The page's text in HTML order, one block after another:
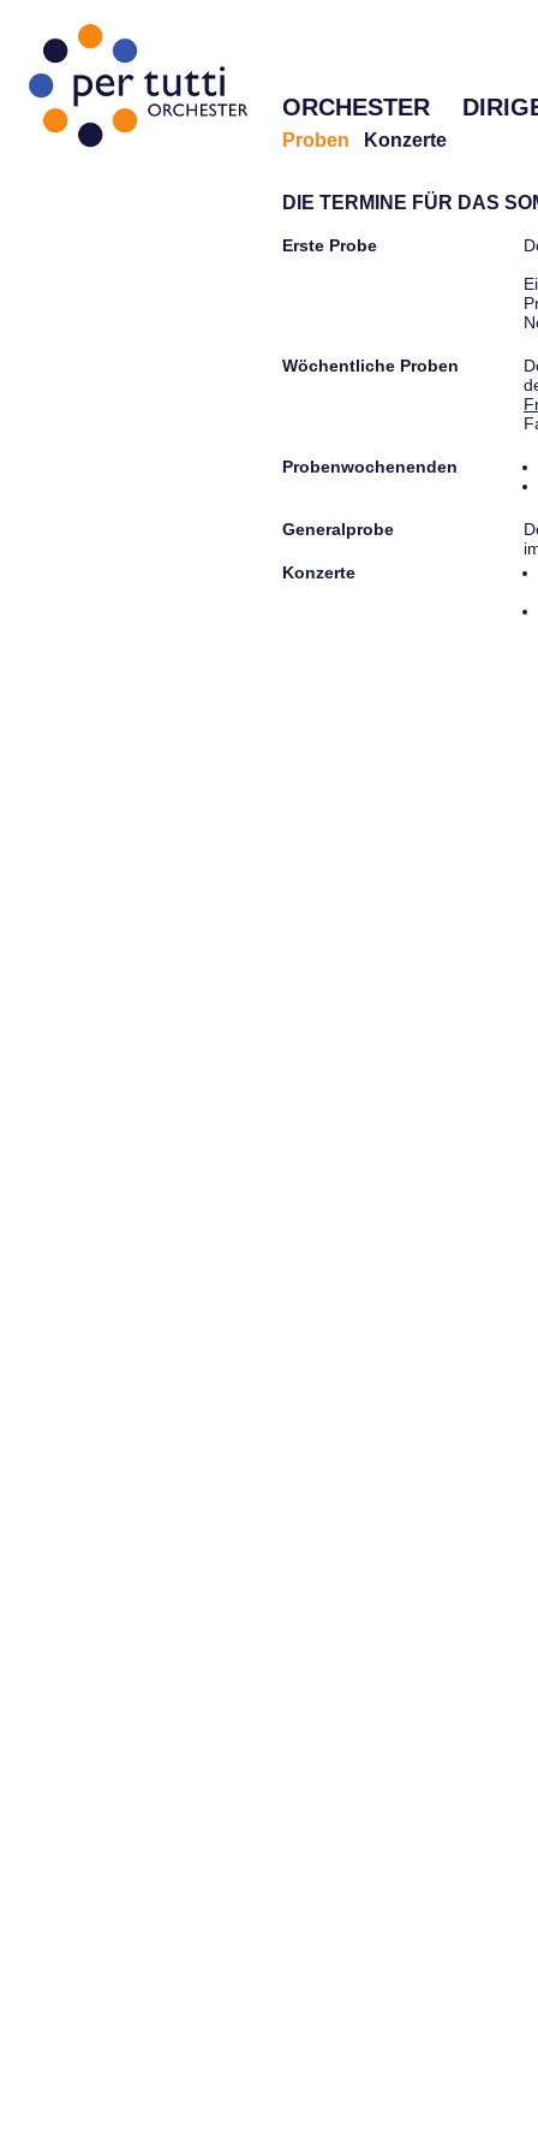
ORCHESTER
Proben Konzerte
DIE TERMINE FÜR DAS
Erste Probe
Wöchentliche Proben
Probenwochenenden
Generalprobe
Konzerte